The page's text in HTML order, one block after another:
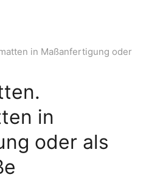
in Maßanfertigung oder
in
oder als